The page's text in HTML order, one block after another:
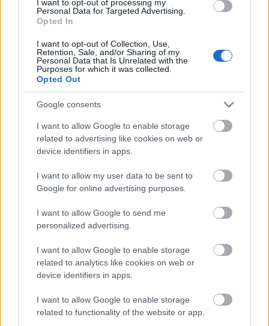
I want to opt-out of processing my
Personal Data for Targeted Advertising.
Opted In
I want to opt-out of Collection, Use,
Retention, Sale, and/or Sharing of my
Personal Data that Is Unrelated with the
Purposes for which it was collected.
Opted Out
Google consents
I want to allow Google to enable storage
related to advertising like cookies on web or
device identifiers in apps.
I want to allow my user data to be sent to
Google for online advertising purposes.
I want to allow Google to send me
personalized advertising.
I want to allow Google to enable storage
related to analytics like cookies on web or
device identifiers in apps.
I want to allow Google to enable storage
related to functionality of the website or app.
Hallható az új Angel Nation-dal
Jurancsik Eszter •2017. október 25.
Mint arról korábban beszámoltunk, Elina Siirala és
csapata a Burn The Witch és a Breathe Again után
újabb videóval készül, az Aeon címre keresztelt ...